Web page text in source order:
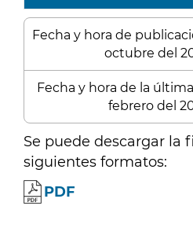
Fecha y hora de
octubre del
Fecha y hora de la
febrero del
Se puede descargar la
siguientes formatos:
PDF